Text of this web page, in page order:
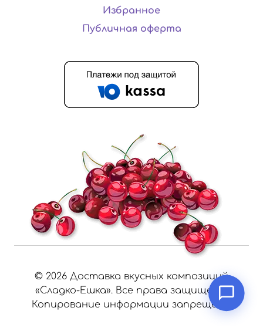
Избранное
Публичная оферта
© 2026 Доставка вкусных композиций
«Сладко-Ешка». Все права защищены.
Копирование информации запрещено.